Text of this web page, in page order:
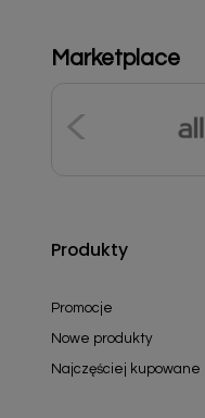
Marketplace
Produkty
Promocje
Nowe produkty
Najczęściej kupowane